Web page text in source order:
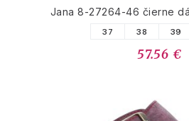
Jana 8-27264-46 čierne
37 38 39
57.56 €